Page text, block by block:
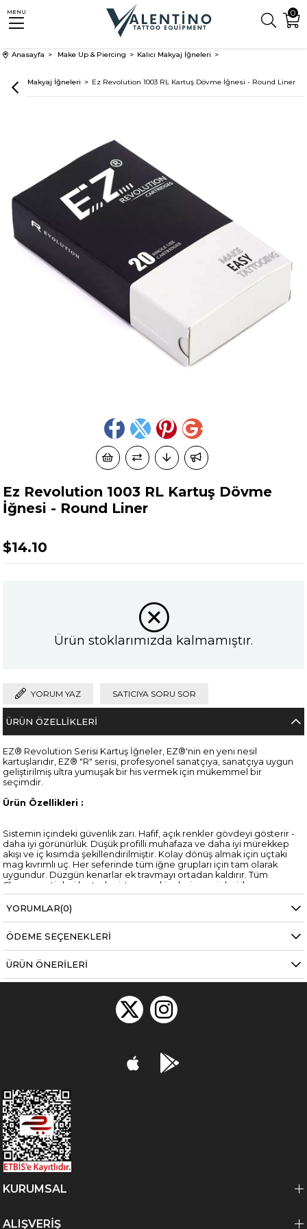
0
MENU
Anasayfa Make Up & Piercing Kalıcı Makyaj İğneleri
Kartuş Makyaj İğneleri Ez Revolution 1003 RL Kartuş Dövme İğnesi - Round Liner
Ez Revolution 1003 RL Kartuş Dövme
İğnesi - Round Liner
$14.10
Ürün stoklarımızda kalmamıştır.
YORUM YAZ SATICIYA SORU SOR
ÜRÜN ÖZELLIKLERI
EZ® Revolution Serisi Kartuş İğneler, EZ®'nin en yeni nesil
kartuşlarıdır, EZ® "R" serisi, profesyonel sanatçıya, sanatçıya uygun
geliştirilmiş ultra yumuşak bir his vermek için mükemmel bir
seçimdir.
Ürün Özellikleri :
Sistemin içindeki güvenlik zarı. Hafif, açık renkler gövdeyi gösterir -
daha iyi görünürlük. Düşük profilli muhafaza ve daha iyi mürekkep
akışı ve iç kısımda şekillendirilmiştir. Kolay dönüş almak için uçtaki
mag kıvrımlı uç. Her seferinde tüm iğne grupları için tam olarak
uygundur. Düzgün kenarlar ek travmayı ortadan kaldırır. Tüm
Cheyenne tipleri kartuşlu sistem makineleri ve gripleri ile
uyumludur. %100 EO Gazı Sterilize edilmiş ve ayrı ayrı paketlenmiş.
304 tıbbi kalite paslanmaz çelikten yapılmış iğneler. Tıbbi sınıf
plastik ipuçları. Kutu başına 20 adet iğne.
YORUMLAR(0)
ÖDEME SEÇENEKLERI
ÜRÜN ÖNERILERI
KURUMSAL
ALIŞVERİŞ